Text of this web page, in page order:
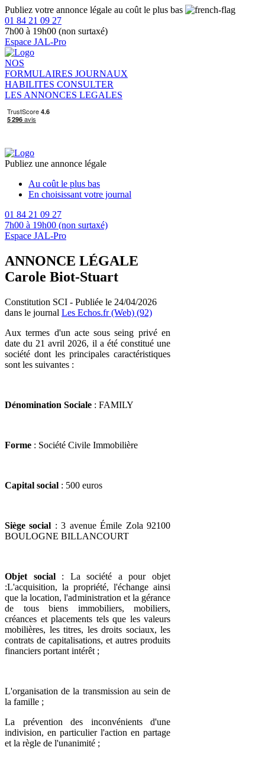
Publiez votre annonce légale au coût le plus bas
01 84 21 09 27
7h00 à 19h00 (non surtaxé)
Espace JAL-Pro
NOS
FORMULAIRES JOURNAUX
HABILITES CONSULTER
LES ANNONCES LEGALES
Publiez une annonce légale
Au coût le plus bas
En choisissant votre journal
01 84 21 09 27
7h00 à 19h00 (non surtaxé)
Espace JAL-Pro
ANNONCE LÉGALE
Carole Biot-Stuart
Constitution SCI - Publiée le 24/04/2026
dans le journal Les Echos.fr (Web) (92)
Aux termes d'un acte sous seing privé en
date du 21 avril 2026, il a été constitué une
société dont les principales caractéristiques
sont les suivantes :
Dénomination Sociale : FAMILY
Forme : Société Civile Immobilière
Capital social : 500 euros
Siège social : 3 avenue Émile Zola 92100
BOULOGNE BILLANCOURT
Objet social : La société a pour objet
:L'acquisition, la propriété, l'échange ainsi
que la location, l'administration et la gérance
de tous biens immobiliers, mobiliers,
créances et placements tels que les valeurs
mobilières, les titres, les droits sociaux, les
contrats de capitalisations, et autres produits
financiers portant intérêt ;
L'organisation de la transmission au sein de
la famille ;
La prévention des inconvénients d'une
indivision, en particulier l'action en partage
et la règle de l'unanimité ;